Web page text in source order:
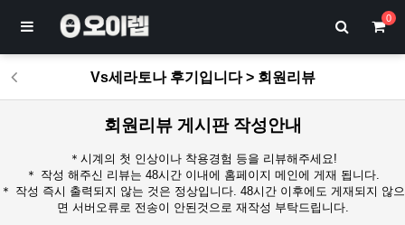
0
Vs세라토나 후기입니다 > 회원리뷰
회원리뷰 게시판 작성안내
＊시계의 첫 인상이나 착용경험 등을 리뷰해주세요!
＊ 작성 해주신 리뷰는 48시간 이내에 홈페이지 메인에 게재 됩니다.
＊ 작성 즉시 출력되지 않는 것은 정상입니다. 48시간 이후에도 게재되지 않으
면 서버오류로 전송이 안된것으로 재작성 부탁드립니다.